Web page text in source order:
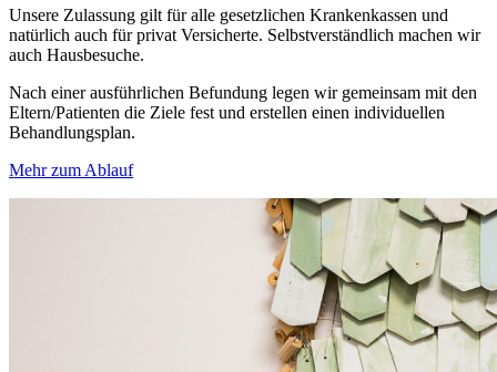
Unsere Zulassung gilt für alle gesetzlichen Krankenkassen und
natürlich auch für privat Versicherte. Selbstverständlich machen wir
auch Hausbesuche.
Nach einer ausführlichen Befundung legen wir gemeinsam mit den
Eltern/Patienten die Ziele fest und erstellen einen individuellen
Behandlungsplan.
Mehr zum Ablauf